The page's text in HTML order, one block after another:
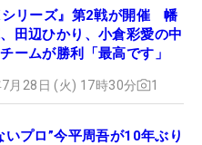
シリーズ』第2戦が開催 幡
田辺ひかり、小倉彩愛の中
ームが勝利「最高です」
月28日 (火) 17時30分 1
いプロ”今平周吾が10年ぶり